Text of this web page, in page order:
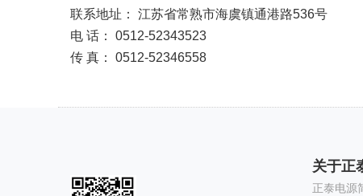
联系地址： 江苏省常熟市海虞镇通港路536号
电 话： 0512-52343523
传 真： 0512-52346558
关于正
正泰电源